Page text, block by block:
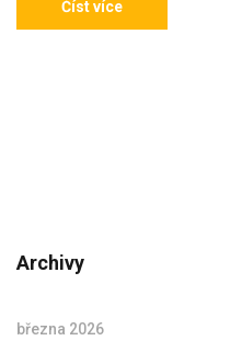
Číst více
Archivy
března 2026